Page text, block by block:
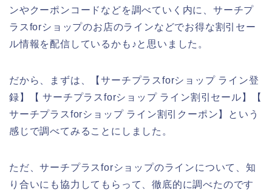
ンやクーポンコードなどを調べていく内に、サーチプ
ラスforショップのお店のラインなどでお得な割引セー
ル情報を配信しているかも♪と思いました。
だから、まずは、【サーチプラスforショップ ライン登
録】【 サーチプラスforショップ ライン割引セール】【
サーチプラスforショップ ライン割引クーポン】という
感じで調べてみることにしました。
ただ、サーチプラスforショップのラインについて、知
り合いにも協力してもらって、徹底的に調べたのです